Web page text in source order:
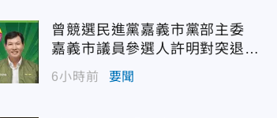
曾競選民進黨嘉義市黨部主委
嘉義市議員參選人許明對突退
選！
6小時前 要聞